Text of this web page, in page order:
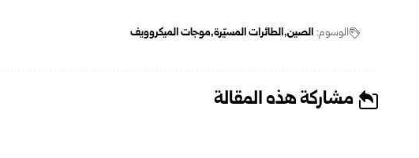
الوسوم: الصين الطائرات المسيّرة موجات الميكروويف
مشاركة هذه المقالة